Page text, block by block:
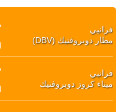
فرانيي
مطار دوبروفنيك (DBV)
فرانيي
ميناء كروز دوبروفنيك